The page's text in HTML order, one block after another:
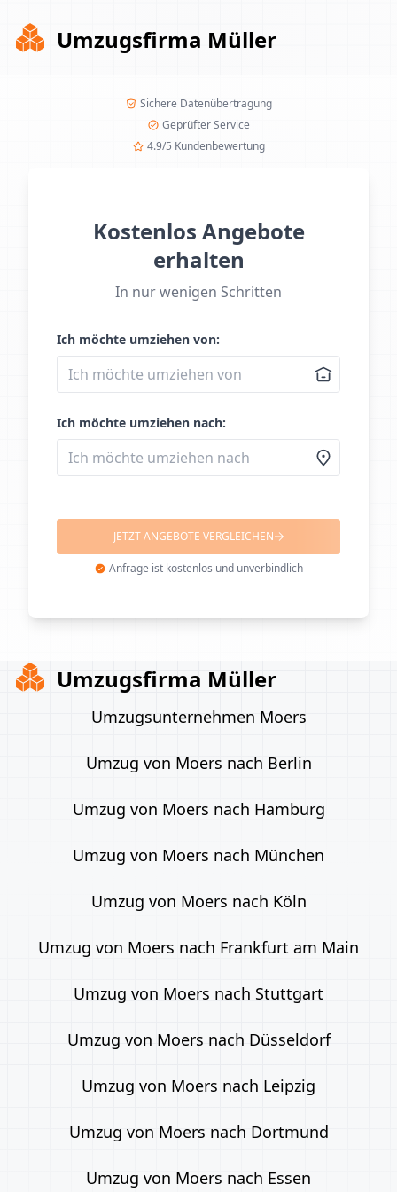
Umzugsfirma Müller
Sichere Datenübertragung
Geprüfter Service
4.9/5 Kundenbewertung
Kostenlos Angebote
erhalten
In nur wenigen Schritten
Ich möchte umziehen von:
Ich möchte umziehen nach:
JETZT ANGEBOTE VERGLEICHEN
Anfrage ist kostenlos und unverbindlich
Umzugsfirma Müller
Umzugsunternehmen Moers
Umzug von Moers nach Berlin
Umzug von Moers nach Hamburg
Umzug von Moers nach München
Umzug von Moers nach Köln
Umzug von Moers nach Frankfurt am Main
Umzug von Moers nach Stuttgart
Umzug von Moers nach Düsseldorf
Umzug von Moers nach Leipzig
Umzug von Moers nach Dortmund
Umzug von Moers nach Essen